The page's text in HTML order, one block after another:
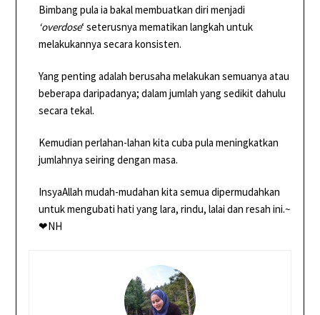
Bimbang pula ia bakal membuatkan diri menjadi
‘overdose‘ seterusnya mematikan langkah untuk
melakukannya secara konsisten.
Yang penting adalah berusaha melakukan semuanya atau
beberapa daripadanya; dalam jumlah yang sedikit dahulu
secara tekal.
Kemudian perlahan-lahan kita cuba pula meningkatkan
jumlahnya seiring dengan masa.
InsyaAllah mudah-mudahan kita semua dipermudahkan
untuk mengubati hati yang lara, rindu, lalai dan resah ini.~
❤NH